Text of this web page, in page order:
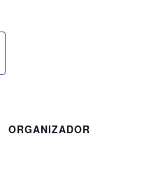
ORGANIZADOR